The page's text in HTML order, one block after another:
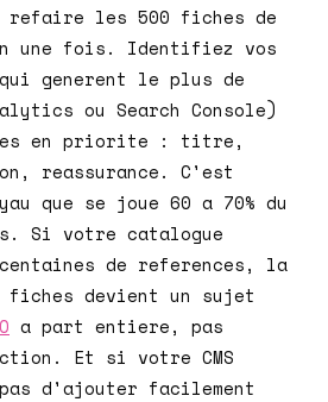
refaire les 500 fiches de
une fois. Identifiez vos
generent le plus de
ou Search Console)
en priorite : titre,
reassurance. C'est
que se joue 60 a 70% du
Si votre catalogue
centaines de references, la
devient un sujet
a part entiere, pas
Et si votre CMS
d'ajouter facilement